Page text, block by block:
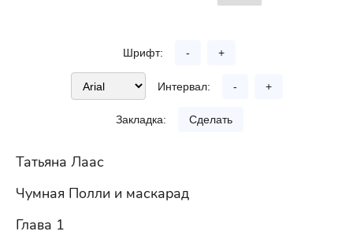
Шрифт: - +
Интервал: - +
Закладка: Сделать
Татьяна Лаас
Чумная Полли и маскарад
Глава 1